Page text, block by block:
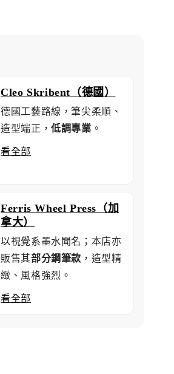
Cleo Skribent（德國）
德國工藝路線，筆尖柔順、
造型端正，低調專業 。
看全部
Ferris Wheel Press（加
拿大）
以視覺系墨水聞名；本店亦
販售其部分鋼筆款 ，造型精
緻、風格強烈。
看全部